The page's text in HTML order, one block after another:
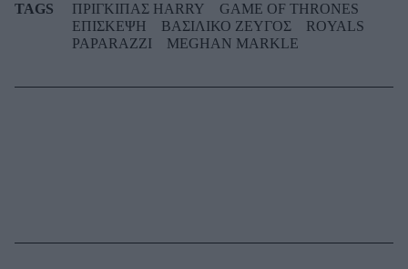
TAGS ΠΡΙΓΚΙΠΑΣ HARRY
GAME OF THRONES
ΕΠΙΣΚΕΨΗ
ΒΑΣΙΛΙΚΟ ΖΕΥΓΟΣ
ROYALS
PAPARAZZI
MEGHAN MARKLE